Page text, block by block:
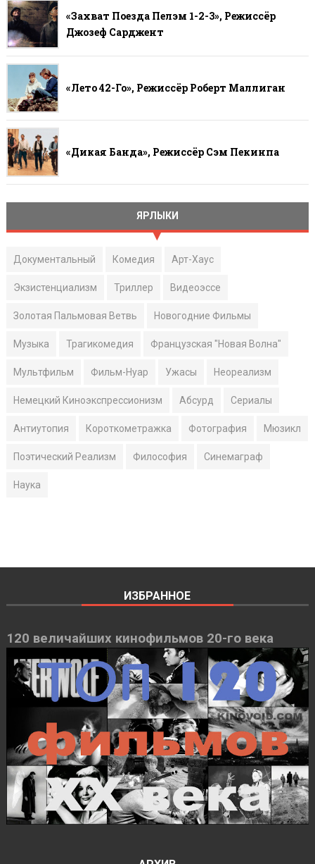
«Захват Поезда Пелэм 1-2-3», Режиссёр
Джозеф Сарджент
«Лето 42-Го», Режиссёр Роберт Маллиган
«Дикая Банда», Режиссёр Сэм Пекинпа
ЯРЛЫКИ
Документальный Комедия Арт-Хаус
Экзистенциализм Триллер Видеоэссе
Золотая Пальмовая Ветвь Новогодние Фильмы
Музыка Трагикомедия Французская "Новая Волна"
Мультфильм Фильм-Нуар Ужасы Неореализм
Немецкий Киноэкспрессионизм Абсурд Сериалы
Антиутопия Короткометражка Фотография Мюзикл
Поэтический Реализм Философия Синемаграф
Наука
ИЗБРАННОЕ
120 величайших кинофильмов 20-го века